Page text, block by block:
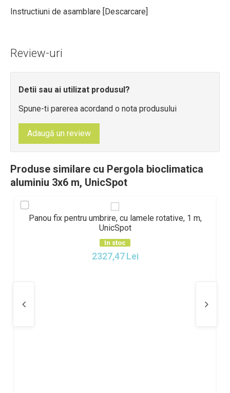
Instructiuni de asamblare [Descarcare]
Review-uri
Detii sau ai utilizat produsul?
Spune-ti parerea acordand o nota produsului
Adaugă un review
Produse similare cu Pergola bioclimatica
aluminiu 3x6 m, UnicSpot
Panou fix pentru umbrire, cu lamele rotative, 1 m,
UnicSpot
In stoc
2327,47 Lei